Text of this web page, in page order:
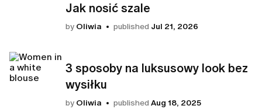
Jak nosić szale
by Oliwia published Jul 21, 2026
3 sposoby na luksusowy look bez
wysiłku
by Oliwia published Aug 18, 2025